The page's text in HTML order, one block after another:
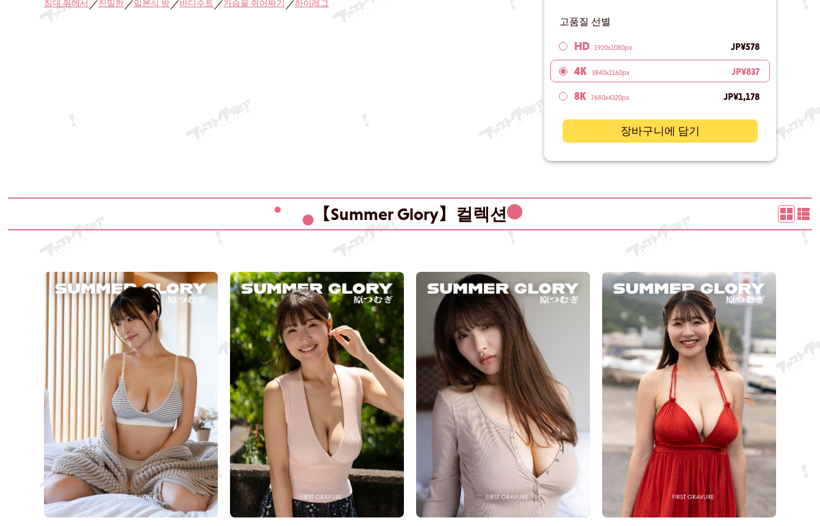
침대 위에서 ／친밀한／일본식 방／바디수트 ／가슴을 쥐어짜기 ／하이레그
고품질 선별
HD 1920x1080px JP¥578
4K 3840x2160px JP¥837
8K 7680x4320px JP¥1,178
장바구니에 담기
【Summer Glory】컬렉션